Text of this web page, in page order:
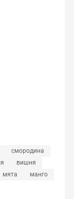
смородина
вишня
мята
манго